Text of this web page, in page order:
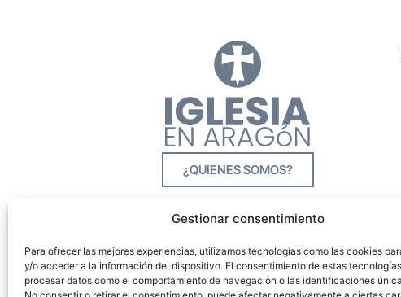
Gestionar consentimiento
Para ofrecer las mejores experiencias, utilizamos tecnologías como las cookies
y/o acceder a la información del dispositivo. El consentimiento de estas
procesar datos como el comportamiento de navegación o las identificaciones
¿QUIENES SOMOS?